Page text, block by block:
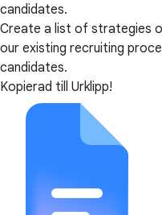
candidates.
Create a list of strategies
our existing recruiting
candidates.
Kopierad till Urklipp!